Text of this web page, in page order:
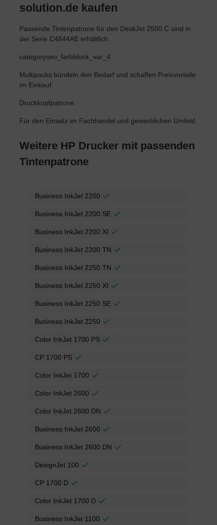
solution.de kaufen
Passende Tintenpatrone für den DeskJet 2500 C sind in
der Serie C4844AE erhältlich.
categoryseo_farbblock_var_4
Multipacks bündeln den Bedarf und schaffen Preisvorteile
im Einkauf.
Druckkopfpatrone.
Für den Einsatz im Fachhandel und gewerblichen Umfeld.
Weitere HP Drucker mit passenden
Tintenpatrone
Business InkJet 2200
Business InkJet 2200 SE
Business InkJet 2200 XI
Business InkJet 2200 TN
Business InkJet 2250 TN
Business InkJet 2250 XI
Business InkJet 2250 SE
Business InkJet 2250
Color InkJet 1700 PS
CP 1700 PS
Color InkJet 1700
Color InkJet 2600
Color InkJet 2600 DN
Business InkJet 2600
Business InkJet 2600 DN
DesignJet 100
CP 1700 D
Color InkJet 1700 D
Business InkJet 1100